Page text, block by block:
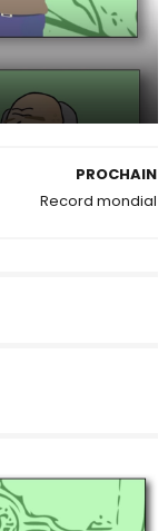
PROCHAIN
Record mondial